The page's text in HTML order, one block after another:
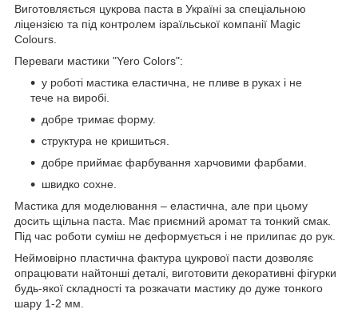
Виготовляється цукрова паста в Україні за спеціальною
ліцензією та під контролем ізраїльської компанії Magic
Сolours.
Переваги мастики "Yero Colors":
у роботі мастика еластична, не пливе в руках і не
тече на виробі.
добре тримає форму.
структура не кришиться.
добре приймає фарбування харчовими фарбами.
швидко сохне.
Мастика для моделювання – еластична, але при цьому
досить щільна паста. Має приємний аромат та тонкий смак.
Під час роботи суміш не деформується і не прилипає до рук.
Неймовірно пластична фактура цукрової пасти дозволяє
опрацювати найтонші деталі, виготовити декоративні фігурки
будь-якої складності та розкачати мастику до дуже тонкого
шару 1-2 мм.